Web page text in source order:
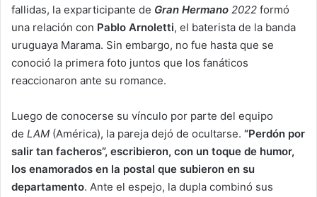
fallidas, la exparticipante de Gran Hermano 2022 formó
una relación con Pablo Arnoletti, el baterista de la banda
uruguaya Marama. Sin embargo, no fue hasta que se
conoció la primera foto juntos que los fanáticos
reaccionaron ante su romance.
Luego de conocerse su vínculo por parte del equipo
de LAM (América), la pareja dejó de ocultarse. “Perdón por
salir tan facheros”, escribieron, con un toque de humor,
los enamorados en la postal que subieron en su
departamento. Ante el espejo, la dupla combinó sus